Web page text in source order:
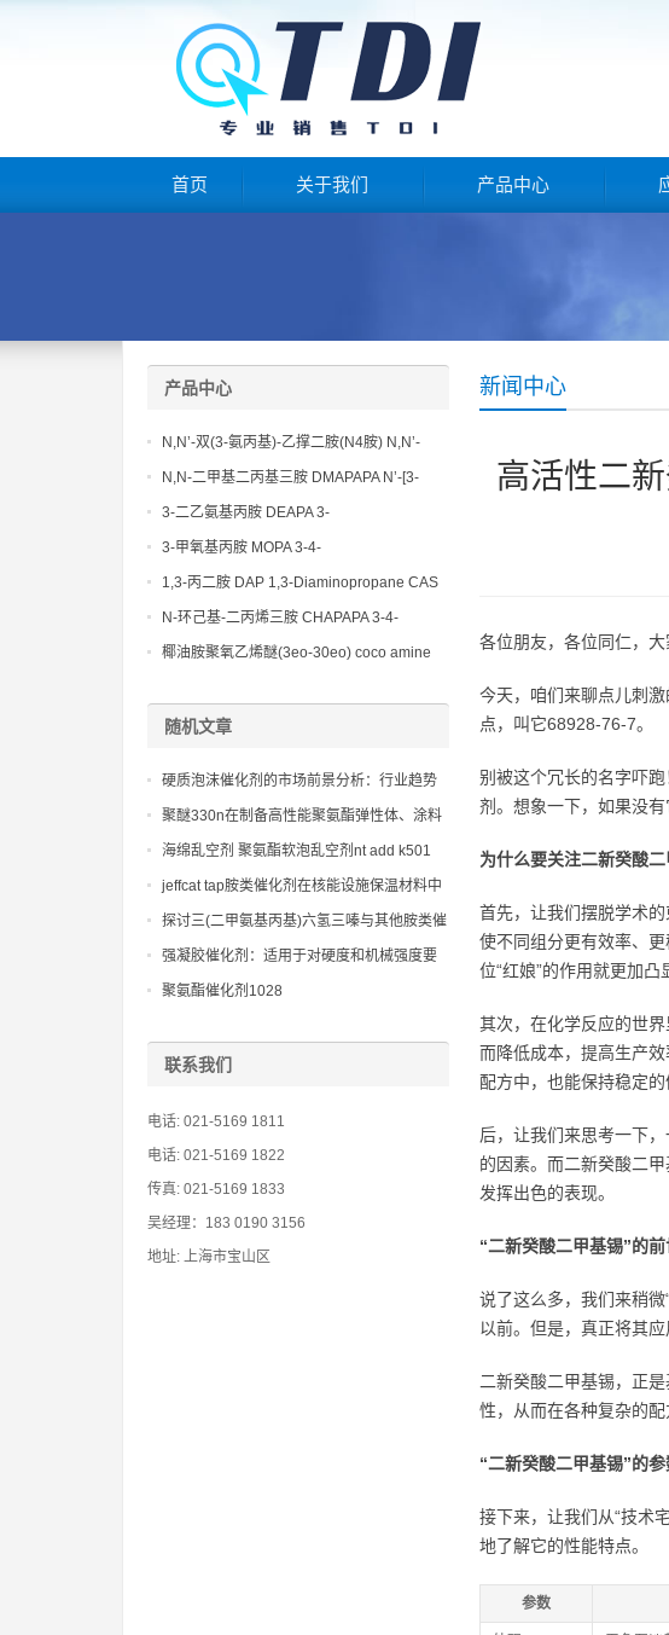
首页 关于我们 产品中心
新闻中心
高活性二
各位朋友，各位同仁，大
今天，咱们来聊点儿刺
点，叫它68928-76-7。
别被这个冗长的名字吓
剂。想象一下，如果没有
为什么要关注二新癸酸二
首先，让我们摆脱学术
使不同组分更有效率、
位“红娘”的作用就更加凸
其次，在化学反应的世
而降低成本，提高生产
配方中，也能保持稳定的
后，让我们来思考一下
的因素。而二新癸酸二
发挥出色的表现。
“二新癸酸二甲基锡”的
说了这么多，我们来稍
以前。但是，真正将其
二新癸酸二甲基锡，正
性，从而在各种复杂的配
“二新癸酸二甲基锡”的
接下来，让我们从“技术
地了解它的性能特点。
参数
产品中心
N,N’-双(3-氨丙基)-乙撑二胺(N4胺) N,N’-
Bis(3-aminopropyl)-ethylenediamine CAS
No10563-26-5
N,N-二甲基二丙基三胺 DMAPAPA N’-[3-
(dimethylamino)propyllpropane-1,3-
diamine CAS No10563-29-8
3-二乙氨基丙胺 DEAPA 3-
(Diethylamino)propylamine CAS No 104-
3-甲氧基丙胺 MOPA 3-4-
Methoxypropylamine CAS No 5332-73-0
1,3-丙二胺 DAP 1,3-Diaminopropane CAS
No 109-76-2
N-环己基-二丙烯三胺 CHAPAPA 3-4-
Methoxypropylamine CAS No:5332-73-0
椰油胺聚氧乙烯醚(3eo-30eo) coco amine
随机文章
硬质泡沫催化剂的市场前景分析：行业趋势
与未来发展方向
聚醚330n在制备高性能聚氨酯弹性体、涂料
和胶黏剂中的应用与性能研究
海绵乱空剂 聚氨酯软泡乱空剂nt add k501
jeffcat tap胺类催化剂在核能设施保温材料中
的独特贡献：安全的原则体现
探讨三(二甲氨基丙基)六氢三嗪与其他胺类催
化剂的协同效应
强凝胶催化剂：适用于对硬度和机械强度要
求极高的聚氨酯弹性体、微孔材料和结构泡
聚氨酯催化剂1028
联系我们
电话: 021-5169 1811
电话: 021-5169 1822
传真: 021-5169 1833
吴经理：183 0190 3156
地址: 上海市宝山区